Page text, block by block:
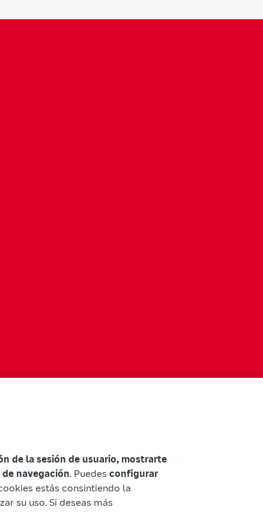
de la sesión de usuario, mostrarte
navegación. Puedes configurar
estás consintiendo la
su uso. Si deseas más